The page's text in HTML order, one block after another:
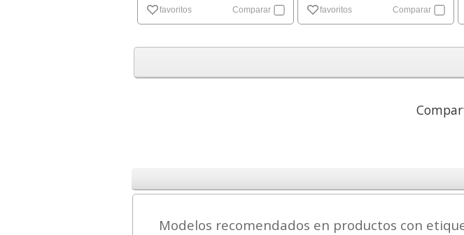
favoritos Comparar favoritos Comparar
Modelos recomendados en productos con